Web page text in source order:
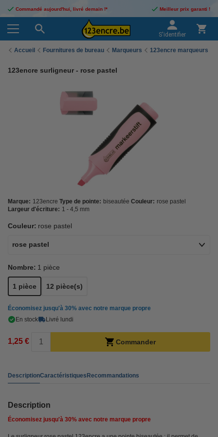
Commandé aujourd'hui, livré demain !* Meilleur prix garanti !
S'identifier
Accueil Fournitures de bureau Marqueurs 123encre marqueurs
123encre surligneur - rose pastel
Marque: 123encre Type de pointe: biseautée Couleur: rose pastel
Largeur d'écriture: 1 - 4,5 mm
Couleur: rose pastel
rose pastel
Nombre: 1 pièce
1 pièce 12 pièce(s)
Économisez jusqu'à 30% avec notre marque propre
En stock
Livré lundi
1,25 € Commander
DescriptionCaractéristiquesRecommandations
Description
Économisez jusqu'à 30% avec notre marque propre